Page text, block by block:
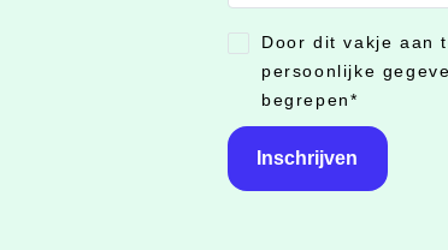
CONSENT *
Door dit vakje aan
persoonlijke
begrepen*